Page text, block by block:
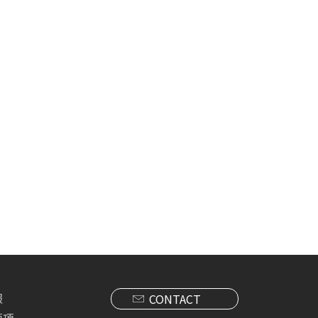
CONTACT